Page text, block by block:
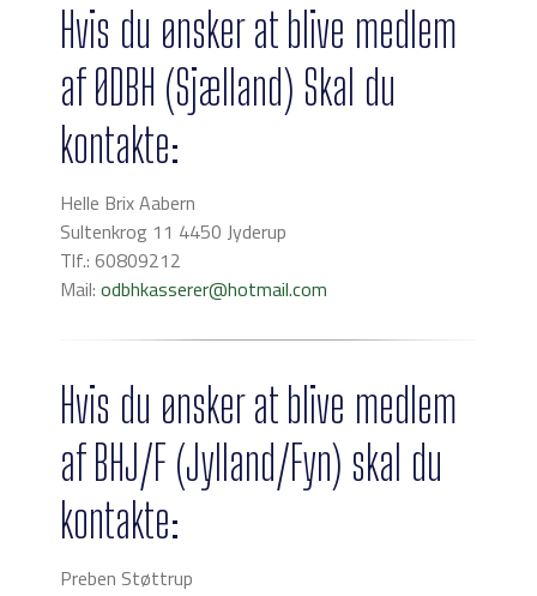
Hvis du ønsker at blive medlem
af ØDBH (Sjælland) Skal du
kontakte:
Helle Brix Aabern
Sultenkrog 11 4450 Jyderup
Tlf.: 60809212
Mail: odbhkasserer@hotmail.com
Hvis du ønsker at blive medlem
af BHJ/F (Jylland/Fyn) skal du
kontakte:
Preben Støttrup